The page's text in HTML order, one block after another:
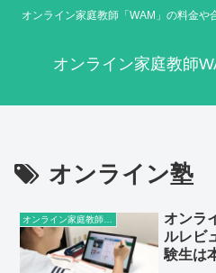
オンライン家庭教師「WAM」の料金や
オンライン家庭教師
オンライン塾
オンラ
ルレビ
験生は